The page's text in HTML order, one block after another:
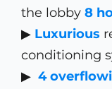
the lobby8
▶ Luxurious
conditioning
▶ 4